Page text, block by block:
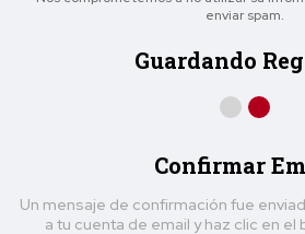
enviar spam.
Guardando
Confirmar
Un mensaje de confirmación fue
a tu cuenta de email y haz clic en el